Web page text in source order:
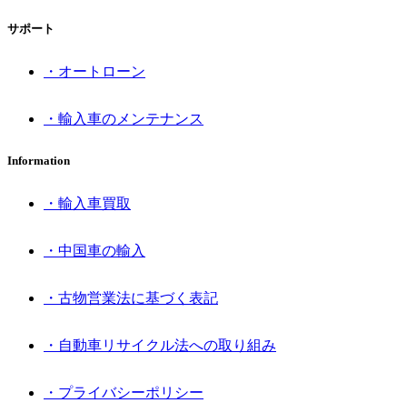
サポート
・オートローン
・輸入車のメンテナンス
Information
・輸入車買取
・中国車の輸入
・古物営業法に基づく表記
・自動車リサイクル法への取り組み
・プライバシーポリシー